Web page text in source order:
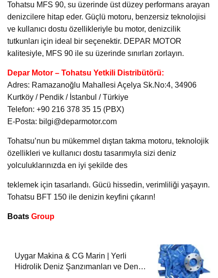
Tohatsu MFS 90, su üzerinde üst düzey performans arayan
denizcilere hitap eder. Güçlü motoru, benzersiz teknolojisi
ve kullanıcı dostu özellikleriyle bu motor, denizcilik
tutkunları için ideal bir seçenektir. DEPAR MOTOR
kalitesiyle, MFS 90 ile su üzerinde sınırları zorlayın.
Depar Motor – Tohatsu Yetkili Distribütörü:
Adres: Ramazanoğlu Mahallesi Açelya Sk.No:4, 34906
Kurtköy / Pendik / İstanbul / Türkiye
Telefon: +90 216 378 35 15 (PBX)
E-Posta: bilgi@deparmotor.com
Tohatsu’nun bu mükemmel dıştan takma motoru, teknolojik
özellikleri ve kullanıcı dostu tasarımıyla sizi deniz
yolculuklarınızda en iyi şekilde des
teklemek için tasarlandı. Gücü hissedin, verimliliği yaşayın.
Tohatsu BFT 150 ile denizin keyfini çıkarın!
Boats Group
Uygar Makina & CG Marin | Yerli
Hidrolik Deniz Şanzımanları ve Deniz